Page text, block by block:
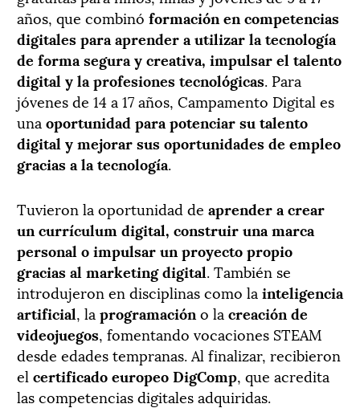
años, que combinó formación en competencias
digitales para aprender a utilizar la tecnología
de forma segura y creativa, impulsar el talento
digital y la profesiones tecnológicas. Para
jóvenes de 14 a 17 años, Campamento Digital es
una oportunidad para potenciar su talento
digital y mejorar sus oportunidades de empleo
gracias a la tecnología.
Tuvieron la oportunidad de aprender a crear
un currículum digital, construir una marca
personal o impulsar un proyecto propio
gracias al marketing digital. También se
introdujeron en disciplinas como la inteligencia
artificial, la programación o la creación de
videojuegos, fomentando vocaciones STEAM
desde edades tempranas. Al finalizar, recibieron
el certificado europeo DigComp, que acredita
las competencias digitales adquiridas.